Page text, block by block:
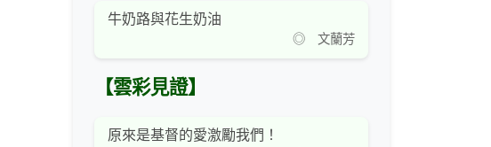
牛奶路與花生奶油
◎ 文蘭芳
【雲彩見證】
原來是基督的愛激勵我們！